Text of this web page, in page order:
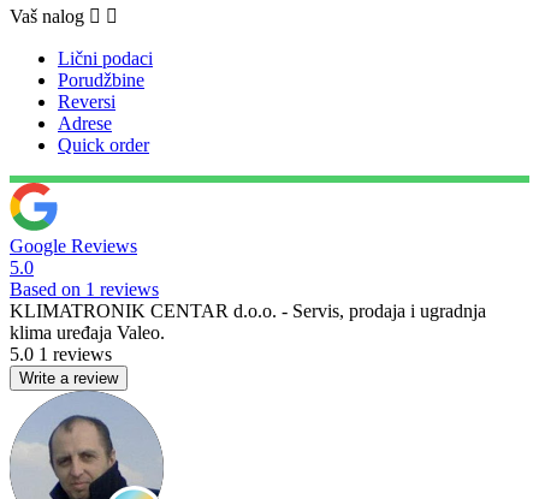
Vaš nalog  
Lični podaci
Porudžbine
Reversi
Adrese
Quick order
Google Reviews
5.0
Based on 1 reviews
KLIMATRONIK CENTAR d.o.o. - Servis, prodaja i ugradnja
klima uređaja Valeo.
5.0 1 reviews
Write a review